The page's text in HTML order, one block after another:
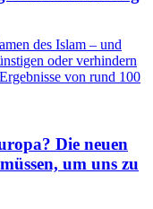
des Islam – und
oder verhindern
von rund 100
Die neuen
um uns zu